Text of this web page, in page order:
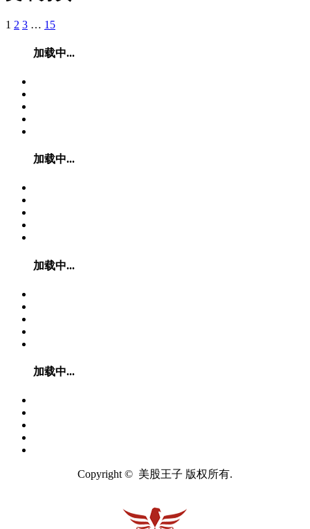
1 2 3 … 15
加载中...
加载中...
加载中...
加载中...
Copyright © 美股王子 版权所有.